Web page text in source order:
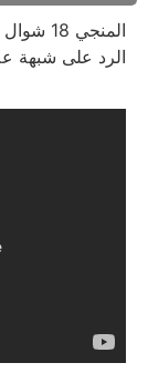
الرد على شبهة